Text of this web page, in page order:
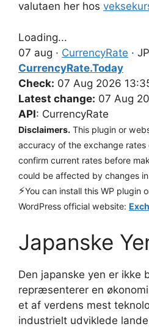
valutaen her hos
Loading...
07 aug · CurrencyRate ·
CurrencyRate.Today
Check: 07 Aug 2026
Latest change: 07 Aug
API: CurrencyRate
Disclaimers. This plugin or
accuracy of the exchange rates
confirm current rates before
could be affected by changes
⚡You can install this WP plugin
WordPress official website:
Japanske
Den japanske yen er ikke
repræsenterer en
et af verdens mest
industrielt udviklede